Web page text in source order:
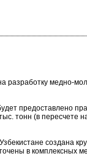
разработку медно-
предоставлено
тонн (в пересчете
создана
в комплексных